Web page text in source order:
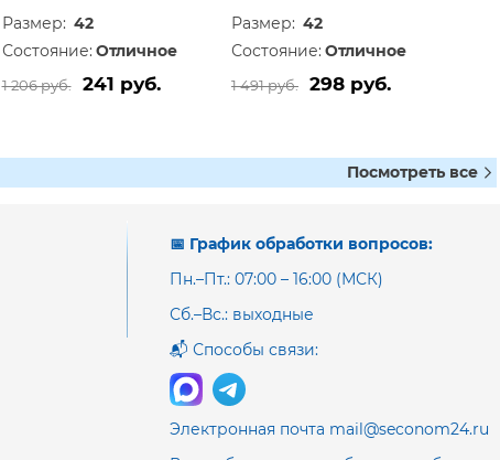
Размер: 42
Состояние: Отличное
1 206 руб. 241 руб.
Размер: 42
Состояние: Отличное
1 491 руб. 298 руб.
Посмотреть все
📅 График обработки вопросов:
Пн.–Пт.: 07:00 – 16:00 (МСК)
Сб.–Вс.: выходные
📬 Способы связи:
Электронная почта mail@seconom24.ru